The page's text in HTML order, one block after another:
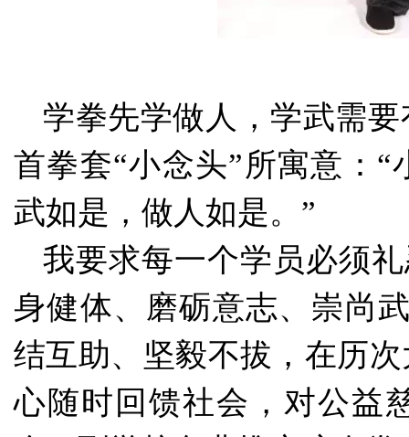
学拳先学做人，学武需
首拳套“小念头”所寓意：
武如是，做人如是。”
我要求每一个学员必须
身健体、磨砺意志、崇尚
结互助、坚毅不拔，在历
心随时回馈社会，对公益